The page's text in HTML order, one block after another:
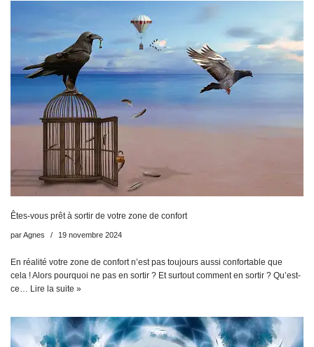
Êtes-vous prêt à sortir de votre zone de confort
parAgnes 19 novembre 2024
En réalité votre zone de confort n’est pas toujours aussi confortable que
cela ! Alors pourquoi ne pas en sortir ? Et surtout comment en sortir ? Qu’est-
ce… Lire la suite »